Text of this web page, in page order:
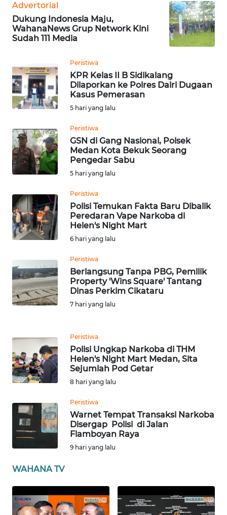
Advertorial
Dukung Indonesia Maju,
WahanaNews Grup Network Kini
Sudah 111 Media
Peristiwa
KPR Kelas II B Sidikalang
Dilaporkan ke Polres Dairi Dugaan
Kasus Pemerasan
5 hari yang lalu
Peristiwa
GSN di Gang Nasional, Polsek
Medan Kota Bekuk Seorang
Pengedar Sabu
5 hari yang lalu
Peristiwa
Polisi Temukan Fakta Baru Dibalik
Peredaran Vape Narkoba di
Helen's Night Mart
6 hari yang lalu
Peristiwa
Berlangsung Tanpa PBG, Pemilik
Property 'Wins Square' Tantang
Dinas Perkim Cikataru
7 hari yang lalu
Peristiwa
Polisi Ungkap Narkoba di THM
Helen's Night Mart Medan, Sita
Sejumlah Pod Getar
8 hari yang lalu
Peristiwa
Warnet Tempat Transaksi Narkoba
Disergap Polisi di Jalan
Flamboyan Raya
9 hari yang lalu
WAHANA TV
WN
RIAU
SERAMBI
WN
JAMBI
WN
SULTRA
WN
WN
SULTENG
SULBAR
WN
BABEL
WN
SUMSEL
BENGKULU
WN
LAMPUNG
WN
JATENG
WN